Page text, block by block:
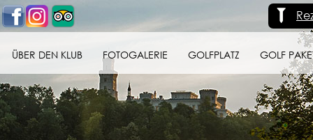
ÜBER DEN KLUB FOTOGALERIE GOLFPLATZ GOLF